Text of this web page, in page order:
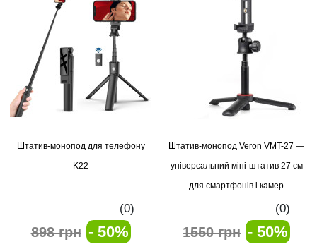
Штатив-монопод для телефону
K22
(0)
898 грн - 50%
Штатив-монопод Veron VMT-27 —
універсальний міні-штатив 27 см
для смартфонів і камер
(0)
1550 грн - 50%